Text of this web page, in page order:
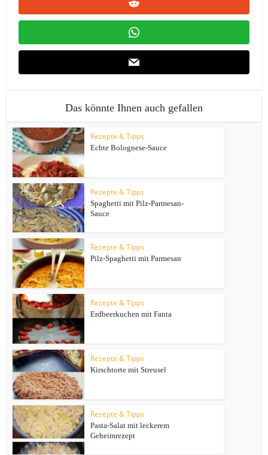
Das könnte Ihnen auch gefallen
Rezepte & Tipps
Echte Bolognese-Sauce
Rezepte & Tipps
Spaghetti mit Pilz-Parmesan-
Sauce
Rezepte & Tipps
Pilz-Spaghetti mit Parmesan
Rezepte & Tipps
Erdbeerkuchen mit Fanta
Rezepte & Tipps
Kirschtorte mit Streusel
Rezepte & Tipps
Pasta-Salat mit leckerem
Geheimrezept